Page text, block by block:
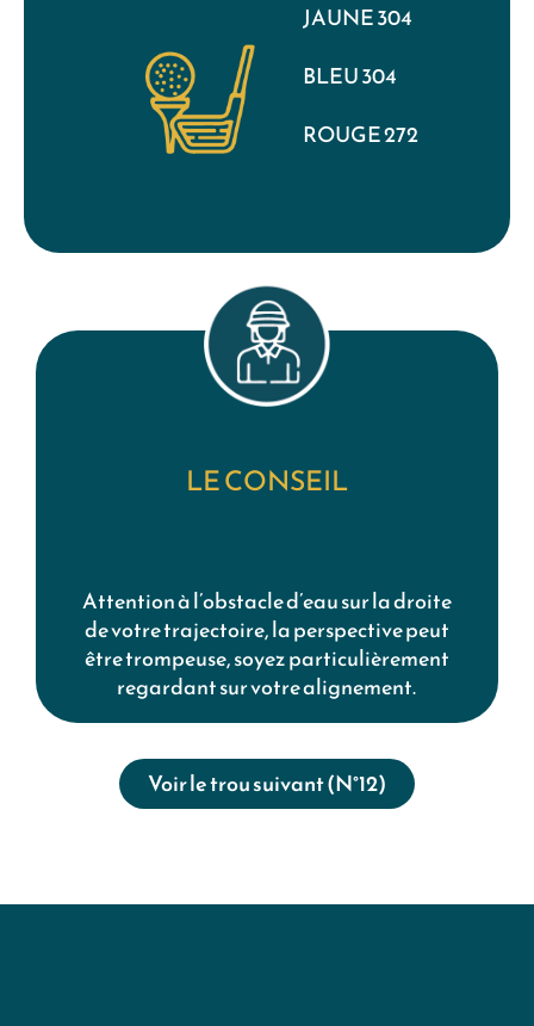
JAUNE 304
BLEU 304
ROUGE 272
LE CONSEIL
Attention à l’obstacle d’eau sur la droite
de votre trajectoire, la perspective peut
être trompeuse, soyez particulièrement
regardant sur votre alignement.
Voir le trou suivant (N°12)